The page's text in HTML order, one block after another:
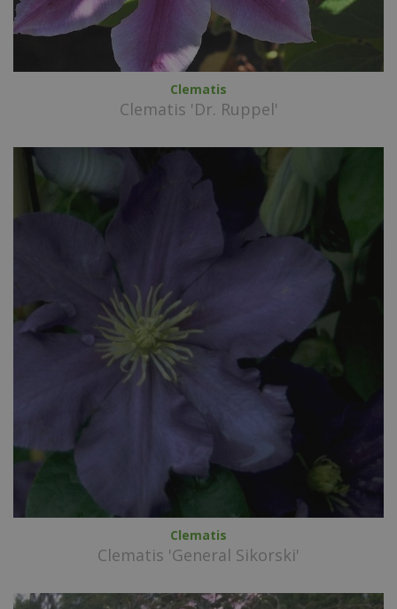
Clematis
Clematis 'Dr. Ruppel'
Clematis
Clematis 'General Sikorski'